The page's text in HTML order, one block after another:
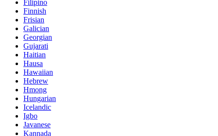
Filipino
Finnish
Frisian
Galician
Georgian
Gujarati
Haitian
Hausa
Hawaiian
Hebrew
Hmong
Hungarian
Icelandic
Igbo
Javanese
Kannada